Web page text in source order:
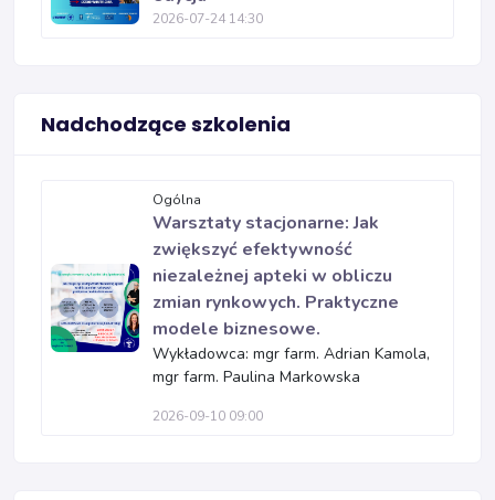
2026-07-24 14:30
Nadchodzące szkolenia
Ogólna
Warsztaty stacjonarne: Jak
zwiększyć efektywność
niezależnej apteki w obliczu
zmian rynkowych. Praktyczne
modele biznesowe.
Wykładowca: mgr farm. Adrian Kamola,
mgr farm. Paulina Markowska
2026-09-10 09:00